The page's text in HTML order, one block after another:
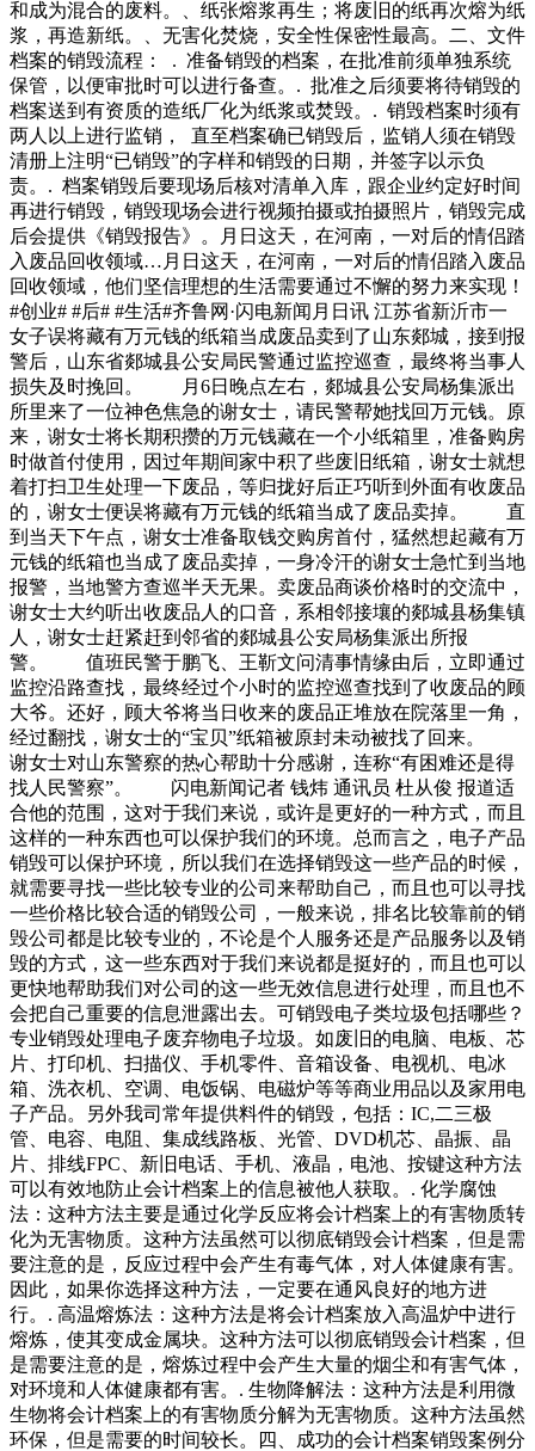
和成为混合的废料。、纸张熔浆再生；将废旧的纸再次熔为纸
浆，再造新纸。、无害化焚烧，安全性保密性最高。二、文件
档案的销毁流程： . 准备销毁的档案，在批准前须单独系统
保管，以便审批时可以进行备查。. 批准之后须要将待销毁的
档案送到有资质的造纸厂化为纸浆或焚毁。. 销毁档案时须有
两人以上进行监销， 直至档案确已销毁后，监销人须在销毁
清册上注明“已销毁”的字样和销毁的日期，并签字以示负
责。. 档案销毁后要现场后核对清单入库，跟企业约定好时间
再进行销毁，销毁现场会进行视频拍摄或拍摄照片，销毁完成
后会提供《销毁报告》。月日这天，在河南，一对后的情侣踏
入废品回收领域…月日这天，在河南，一对后的情侣踏入废品
回收领域，他们坚信理想的生活需要通过不懈的努力来实现！
#创业# #后# #生活#齐鲁网·闪电新闻月日讯 江苏省新沂市一
女子误将藏有万元钱的纸箱当成废品卖到了山东郯城，接到报
警后，山东省郯城县公安局民警通过监控巡查，最终将当事人
损失及时挽回。 月6日晚点左右，郯城县公安局杨集派出
所里来了一位神色焦急的谢女士，请民警帮她找回万元钱。原
来，谢女士将长期积攒的万元钱藏在一个小纸箱里，准备购房
时做首付使用，因过年期间家中积了些废旧纸箱，谢女士就想
着打扫卫生处理一下废品，等归拢好后正巧听到外面有收废品
的，谢女士便误将藏有万元钱的纸箱当成了废品卖掉。 直
到当天下午点，谢女士准备取钱交购房首付，猛然想起藏有万
元钱的纸箱也当成了废品卖掉，一身冷汗的谢女士急忙到当地
报警，当地警方查巡半天无果。卖废品商谈价格时的交流中，
谢女士大约听出收废品人的口音，系相邻接壤的郯城县杨集镇
人，谢女士赶紧赶到邻省的郯城县公安局杨集派出所报
警。 值班民警于鹏飞、王靳文问清事情缘由后，立即通过
监控沿路查找，最终经过个小时的监控巡查找到了收废品的顾
大爷。还好，顾大爷将当日收来的废品正堆放在院落里一角，
经过翻找，谢女士的“宝贝”纸箱被原封未动被找了回来。
谢女士对山东警察的热心帮助十分感谢，连称“有困难还是得
找人民警察”。 闪电新闻记者 钱炜 通讯员 杜从俊 报道适
合他的范围，这对于我们来说，或许是更好的一种方式，而且
这样的一种东西也可以保护我们的环境。总而言之，电子产品
销毁可以保护环境，所以我们在选择销毁这一些产品的时候，
就需要寻找一些比较专业的公司来帮助自己，而且也可以寻找
一些价格比较合适的销毁公司，一般来说，排名比较靠前的销
毁公司都是比较专业的，不论是个人服务还是产品服务以及销
毁的方式，这一些东西对于我们来说都是挺好的，而且也可以
更快地帮助我们对公司的这一些无效信息进行处理，而且也不
会把自己重要的信息泄露出去。可销毁电子类垃圾包括哪些？
专业销毁处理电子废弃物电子垃圾。如废旧的电脑、电板、芯
片、打印机、扫描仪、手机零件、音箱设备、电视机、电冰
箱、洗衣机、空调、电饭锅、电磁炉等等商业用品以及家用电
子产品。另外我司常年提供料件的销毁，包括：IC,二三极
管、电容、电阻、集成线路板、光管、DVD机芯、晶振、晶
片、排线FPC、新旧电话、手机、液晶，电池、按键这种方法
可以有效地防止会计档案上的信息被他人获取。. 化学腐蚀
法：这种方法主要是通过化学反应将会计档案上的有害物质转
化为无害物质。这种方法虽然可以彻底销毁会计档案，但是需
要注意的是，反应过程中会产生有毒气体，对人体健康有害。
因此，如果你选择这种方法，一定要在通风良好的地方进
行。. 高温熔炼法：这种方法是将会计档案放入高温炉中进行
熔炼，使其变成金属块。这种方法可以彻底销毁会计档案，但
是需要注意的是，熔炼过程中会产生大量的烟尘和有害气体，
对环境和人体健康都有害。. 生物降解法：这种方法是利用微
生物将会计档案上的有害物质分解为无害物质。这种方法虽然
环保，但是需要的时间较长。四、成功的会计档案销毁案例分